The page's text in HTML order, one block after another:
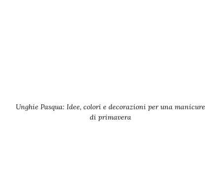
Unghie Pasqua: Idee, colori e decorazioni per una manicure
di primavera